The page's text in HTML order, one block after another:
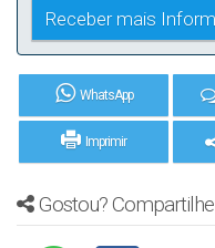
WhatsApp
Imprimir
Gostou? Compartilhe